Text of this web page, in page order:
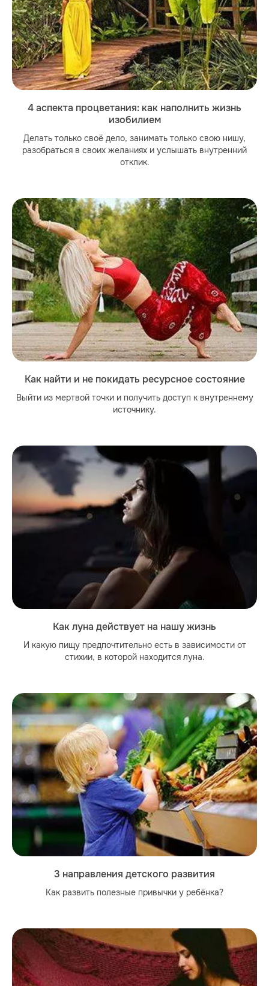
4 аспекта процветания: как наполнить жизнь
изобилием
Делать только своё дело, занимать только свою нишу,
разобраться в своих желаниях и услышать внутренний
отклик.
Как найти и не покидать ресурсное состояние
Выйти из мертвой точки и получить доступ к внутреннему
источнику.
Как луна действует на нашу жизнь
И какую пищу предпочтительно есть в зависимости от
стихии, в которой находится луна.
3 направления детского развития
Как развить полезные привычки у ребёнка?